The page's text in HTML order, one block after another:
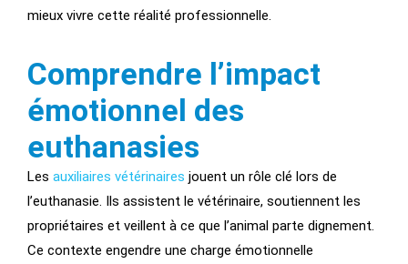
mieux vivre cette réalité professionnelle.
Comprendre l’impact
émotionnel des
euthanasies
Les auxiliaires vétérinaires jouent un rôle clé lors de
l’euthanasie. Ils assistent le vétérinaire, soutiennent les
propriétaires et veillent à ce que l’animal parte dignement.
Ce contexte engendre une charge émotionnelle